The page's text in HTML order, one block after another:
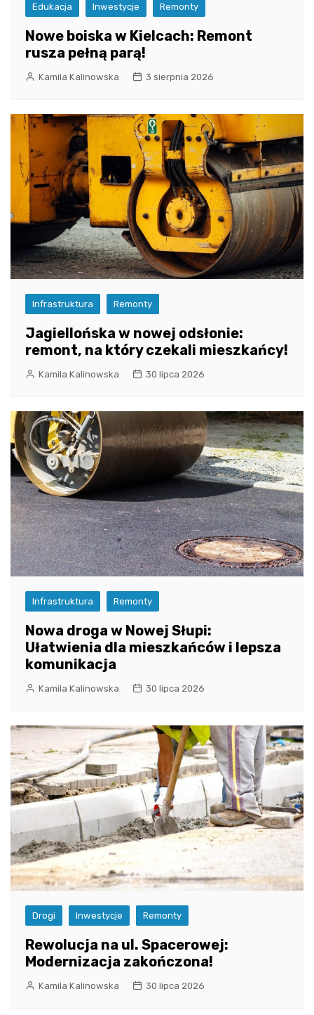
Edukacja Inwestycje Remonty
Nowe boiska w Kielcach: Remont
rusza pełną parą!
Kamila Kalinowska 3 sierpnia 2026
Infrastruktura Remonty
Jagiellońska w nowej odsłonie:
remont, na który czekali mieszkańcy!
Kamila Kalinowska 30 lipca 2026
Infrastruktura Remonty
Nowa droga w Nowej Słupi:
Ułatwienia dla mieszkańców i lepsza
komunikacja
Kamila Kalinowska 30 lipca 2026
Drogi Inwestycje Remonty
Rewolucja na ul. Spacerowej:
Modernizacja zakończona!
Kamila Kalinowska 30 lipca 2026